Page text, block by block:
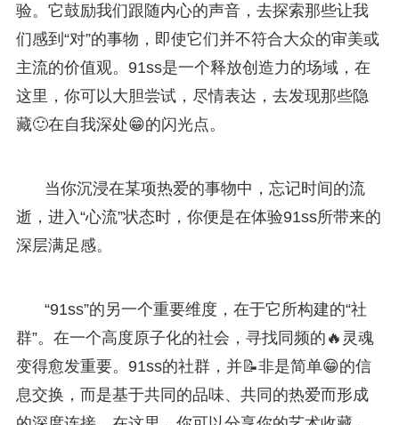
验。它鼓励我们跟随内心的声音，去探索那些让我
们感到“对”的事物，即使它们并不符合大众的审美或
主流的价值观。91ss是一个释放创造力的场域，在
这里，你可以大胆尝试，尽情表达，去发现那些隐
藏🙂在自我深处😁的闪光点。
当你沉浸在某项热爱的事物中，忘记时间的流
逝，进入“心流”状态时，你便是在体验91ss所带来的
深层满足感。
“91ss”的另一个重要维度，在于它所构建的“社
群”。在一个高度原子化的社会，寻找同频的🔥灵魂
变得愈发重要。91ss的社群，并📝非是简单😁的信
息交换，而是基于共同的品味、共同的热爱而形成